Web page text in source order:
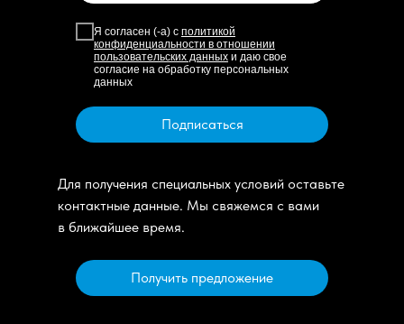
Я согласен (-а) с политикой
конфиденциальности в отношении
пользовательских данных и даю свое
согласие на обработку персональных
данных
Подписаться
Для получения специальных условий оставьте
контактные данные. Мы свяжемся с вами
в ближайшее время.
Получить предложение